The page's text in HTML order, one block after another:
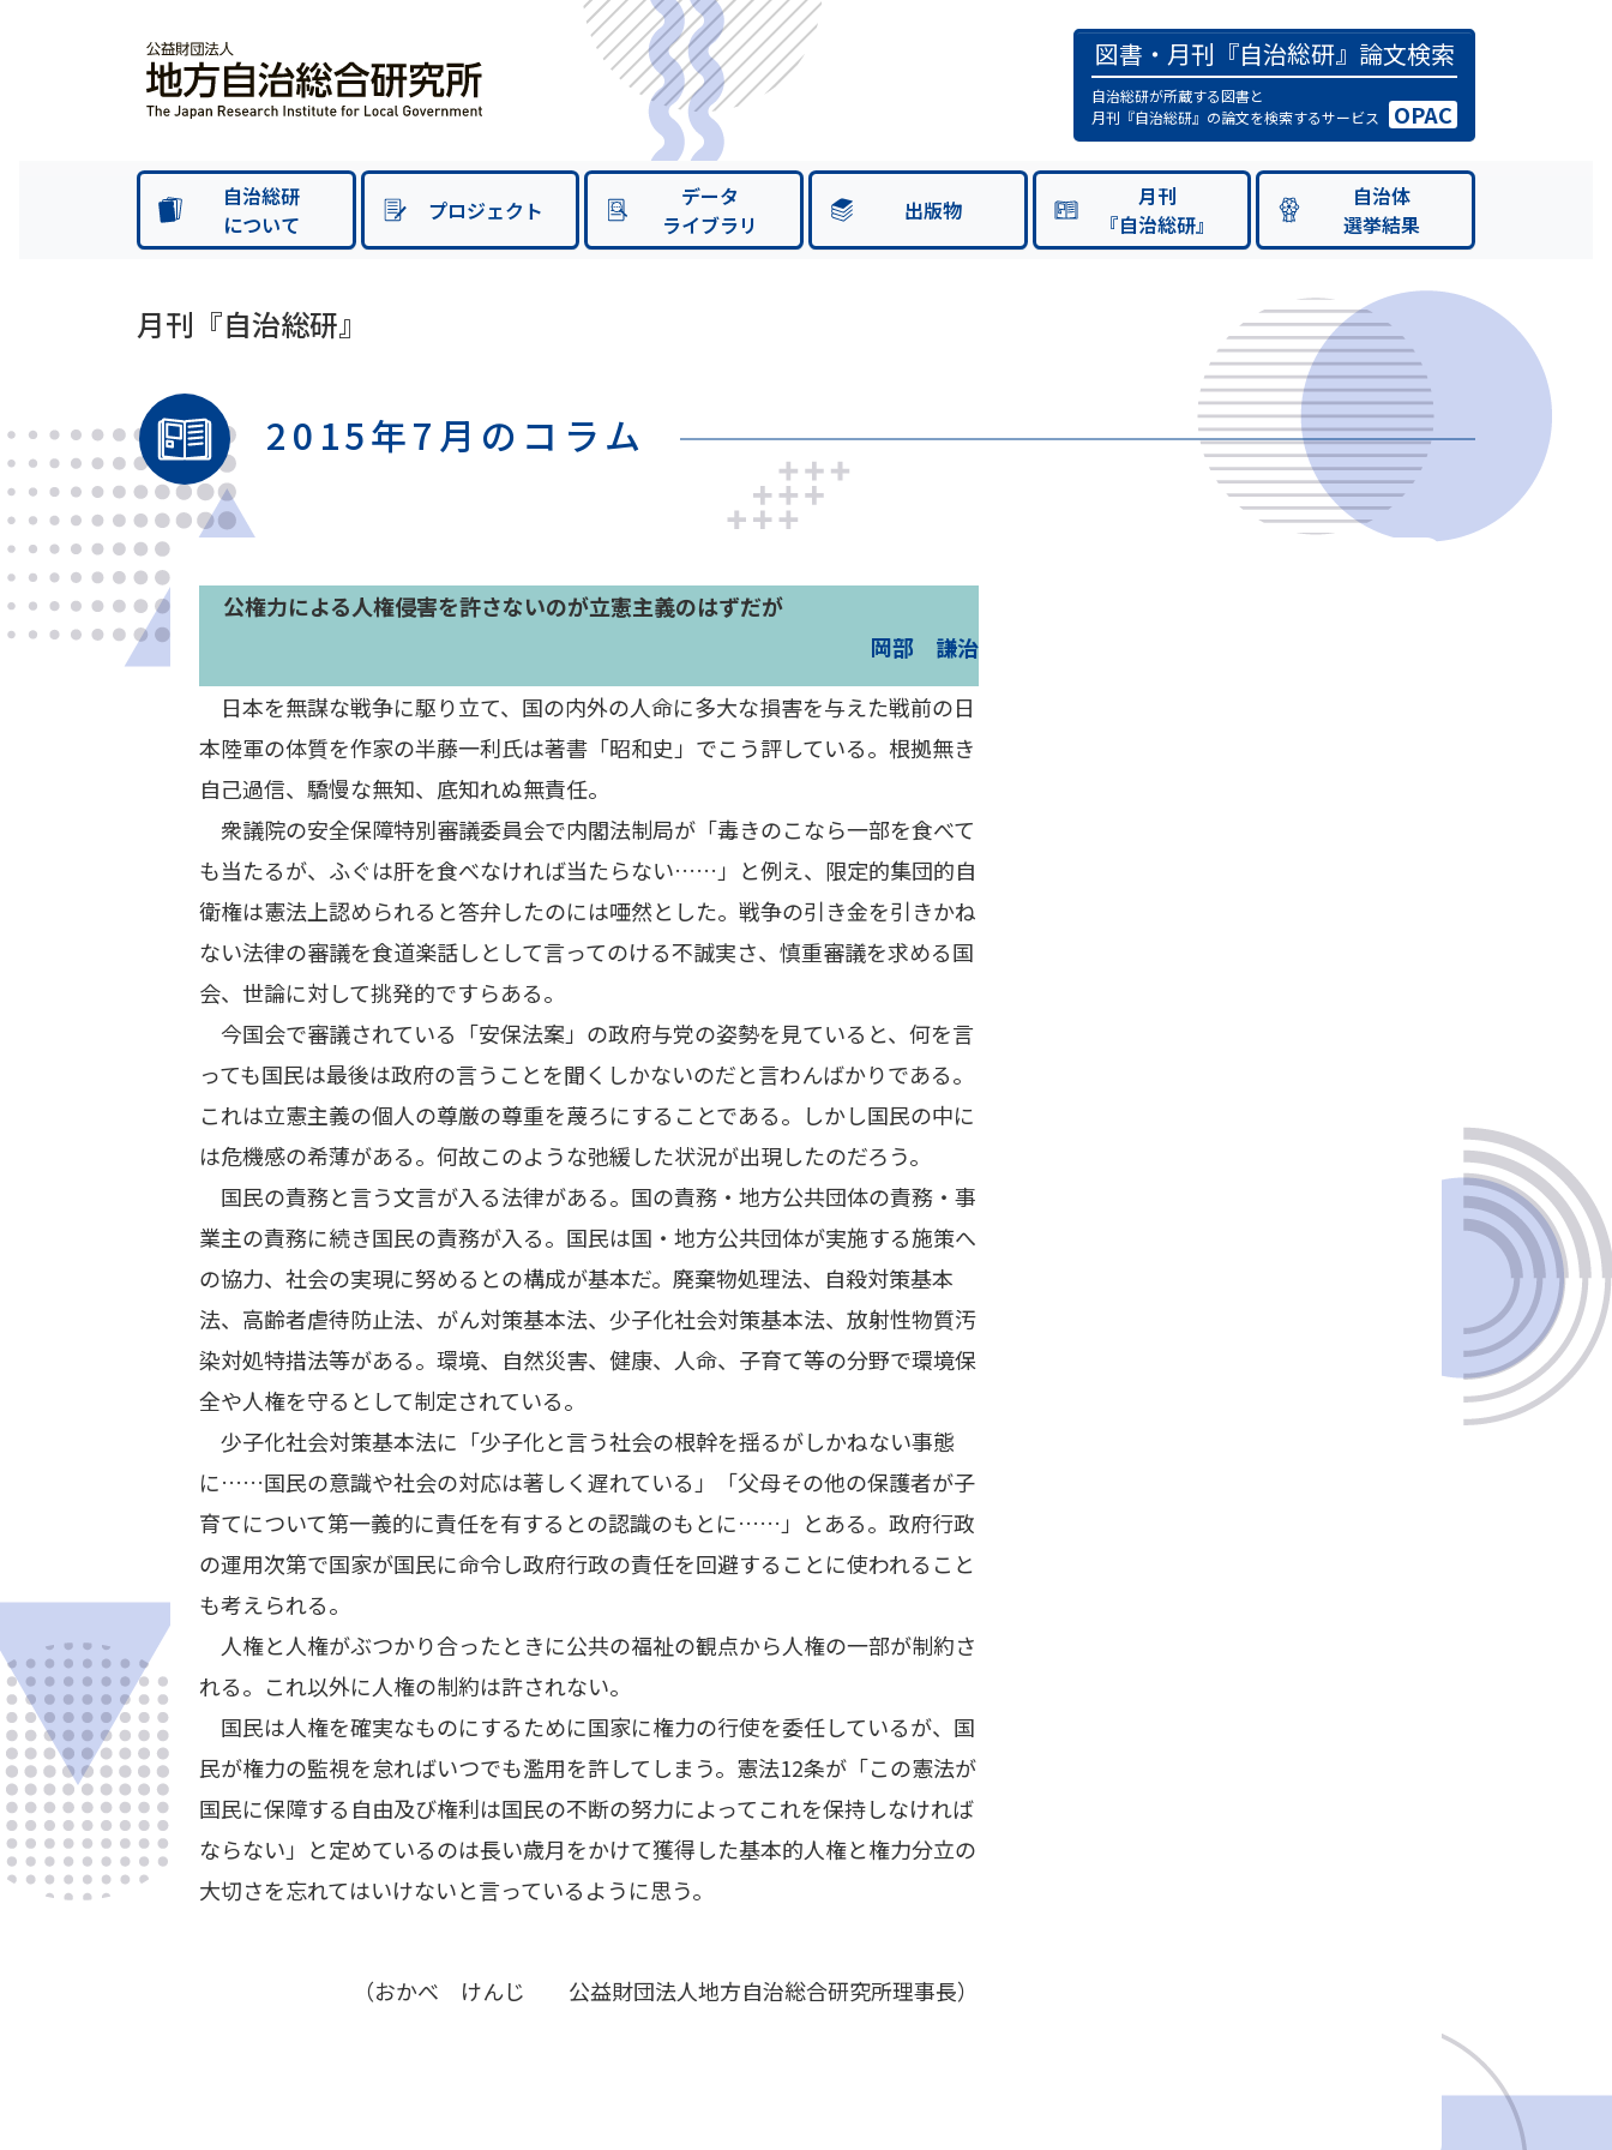
図書・月刊『自治総研』論文検索
自治総研が所蔵する図書と
月刊『自治総研』の論文を検索するサービス
OPAC
自治総研
について
プロジェクト
データ
ライブラリ
出版物
月刊
『自治総研』
自治体
選挙結果
月刊『自治総研』
2015年7月のコラム
公権力による人権侵害を許さないのが立憲主義のはずだが
岡部 謙治
日本を無謀な戦争に駆り立て、国の内外の人命に多大な損害を与えた戦前の日
本陸軍の体質を作家の半藤一利氏は著書「昭和史」でこう評している。根拠無き
自己過信、驕慢な無知、底知れぬ無責任。
衆議院の安全保障特別審議委員会で内閣法制局が「毒きのこなら一部を食べて
も当たるが、ふぐは肝を食べなければ当たらない……」と例え、限定的集団的自
衛権は憲法上認められると答弁したのには唖然とした。戦争の引き金を引きかね
ない法律の審議を食道楽話しとして言ってのける不誠実さ、慎重審議を求める国
会、世論に対して挑発的ですらある。
今国会で審議されている「安保法案」の政府与党の姿勢を見ていると、何を言
っても国民は最後は政府の言うことを聞くしかないのだと言わんばかりである。
これは立憲主義の個人の尊厳の尊重を蔑ろにすることである。しかし国民の中に
は危機感の希薄がある。何故このような弛緩した状況が出現したのだろう。
国民の責務と言う文言が入る法律がある。国の責務・地方公共団体の責務・事
業主の責務に続き国民の責務が入る。国民は国・地方公共団体が実施する施策へ
の協力、社会の実現に努めるとの構成が基本だ。廃棄物処理法、自殺対策基本
法、高齢者虐待防止法、がん対策基本法、少子化社会対策基本法、放射性物質汚
染対処特措法等がある。環境、自然災害、健康、人命、子育て等の分野で環境保
全や人権を守るとして制定されている。
少子化社会対策基本法に「少子化と言う社会の根幹を揺るがしかねない事態
に……国民の意識や社会の対応は著しく遅れている」「父母その他の保護者が子
育てについて第一義的に責任を有するとの認識のもとに……」とある。政府行政
の運用次第で国家が国民に命令し政府行政の責任を回避することに使われること
も考えられる。
人権と人権がぶつかり合ったときに公共の福祉の観点から人権の一部が制約さ
れる。これ以外に人権の制約は許されない。
国民は人権を確実なものにするために国家に権力の行使を委任しているが、国
民が権力の監視を怠ればいつでも濫用を許してしまう。憲法12条が「この憲法が
国民に保障する自由及び権利は国民の不断の努力によってこれを保持しなければ
ならない」と定めているのは長い歳月をかけて獲得した基本的人権と権力分立の
大切さを忘れてはいけないと言っているように思う。
（おかべ けんじ 公益財団法人地方自治総合研究所理事長）